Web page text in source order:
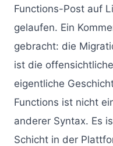
Functions-Post auf
gelaufen. Ein
gebracht: die
ist die
eigentliche
Functions ist nicht
anderer Syntax. Es
Schicht in der